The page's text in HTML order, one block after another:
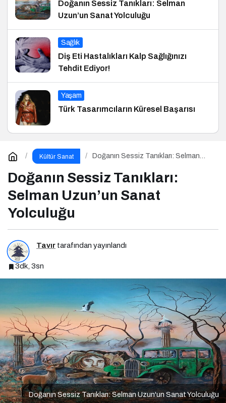
Doğanın Sessiz Tanıkları: Selman
Uzun’un Sanat Yolculuğu
Sağlık
Diş Eti Hastalıkları Kalp Sağlığınızı
Tehdit Ediyor!
Yaşam
Türk Tasarımcıların Küresel Başarısı
Kültür Sanat
Doğanın Sessiz Tanıkları: Selman
Doğanın Sessiz Tanıkları:
Selman Uzun’un Sanat
Yolculuğu
Tavır tarafından yayınlandı
3dk, 3sn
Doğanın Sessiz Tanıkları: Selman Uzun'un Sanat Yolculuğu